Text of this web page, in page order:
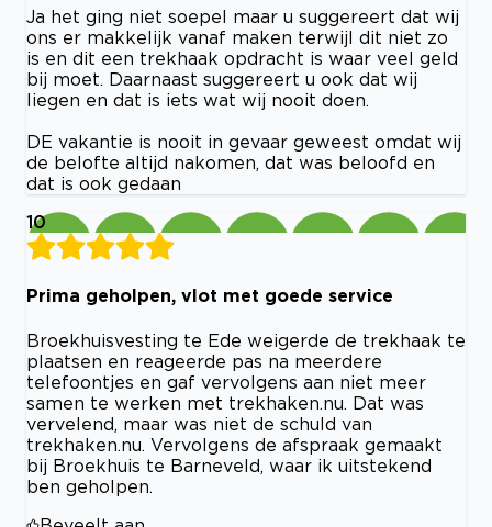
Ja het ging niet soepel maar u suggereert dat wij
ons er makkelijk vanaf maken terwijl dit niet zo
is en dit een trekhaak opdracht is waar veel geld
bij moet. Daarnaast suggereert u ook dat wij
liegen en dat is iets wat wij nooit doen.
DE vakantie is nooit in gevaar geweest omdat wij
de belofte altijd nakomen, dat was beloofd en
dat is ook gedaan
10
Prima geholpen, vlot met goede service
Broekhuisvesting te Ede weigerde de trekhaak te
plaatsen en reageerde pas na meerdere
telefoontjes en gaf vervolgens aan niet meer
samen te werken met trekhaken.nu. Dat was
vervelend, maar was niet de schuld van
trekhaken.nu. Vervolgens de afspraak gemaakt
bij Broekhuis te Barneveld, waar ik uitstekend
ben geholpen.